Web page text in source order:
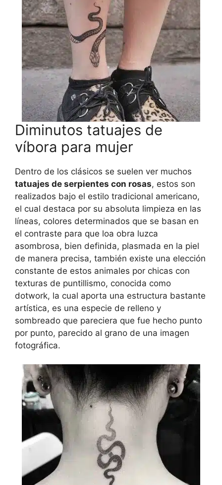
Diminutos tatuajes de
víbora para mujer
Dentro de los clásicos se suelen ver muchos
tatuajes de serpientes con rosas, estos son
realizados bajo el estilo tradicional americano,
el cual destaca por su absoluta limpieza en las
líneas, colores determinados que se basan en
el contraste para que loa obra luzca
asombrosa, bien definida, plasmada en la piel
de manera precisa, también existe una elección
constante de estos animales por chicas con
texturas de puntillismo, conocida como
dotwork, la cual aporta una estructura bastante
artística, es una especie de relleno y
sombreado que pareciera que fue hecho punto
por punto, parecido al grano de una imagen
fotográfica.